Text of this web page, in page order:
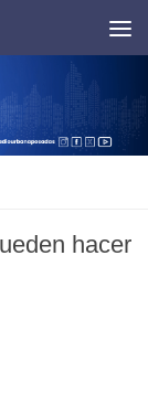
hacer